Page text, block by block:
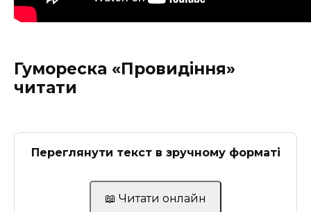
Гумореска «Провидіння»
читати
Переглянути текст в зручному форматі
📖 Читати онлайн